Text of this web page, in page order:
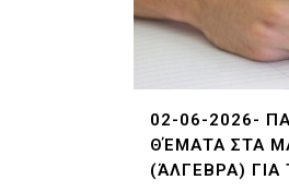
02-06-2026-
ΘΈΜΑΤΑ ΣΤΑ
(ΆΛΓΕΒΡΑ) ΓΙΑ